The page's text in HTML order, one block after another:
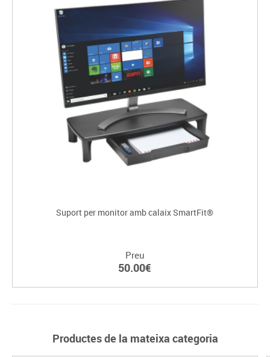
Suport per monitor amb calaix SmartFit®
Preu
50.00€
Productes de la mateixa categoria